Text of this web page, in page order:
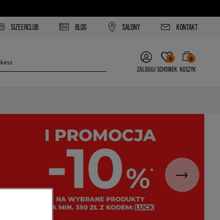
SIZEERCLUB BLOG SALONY KONTAKT
ZALOGUJ
0
SCHOWEK
0
KOSZYK